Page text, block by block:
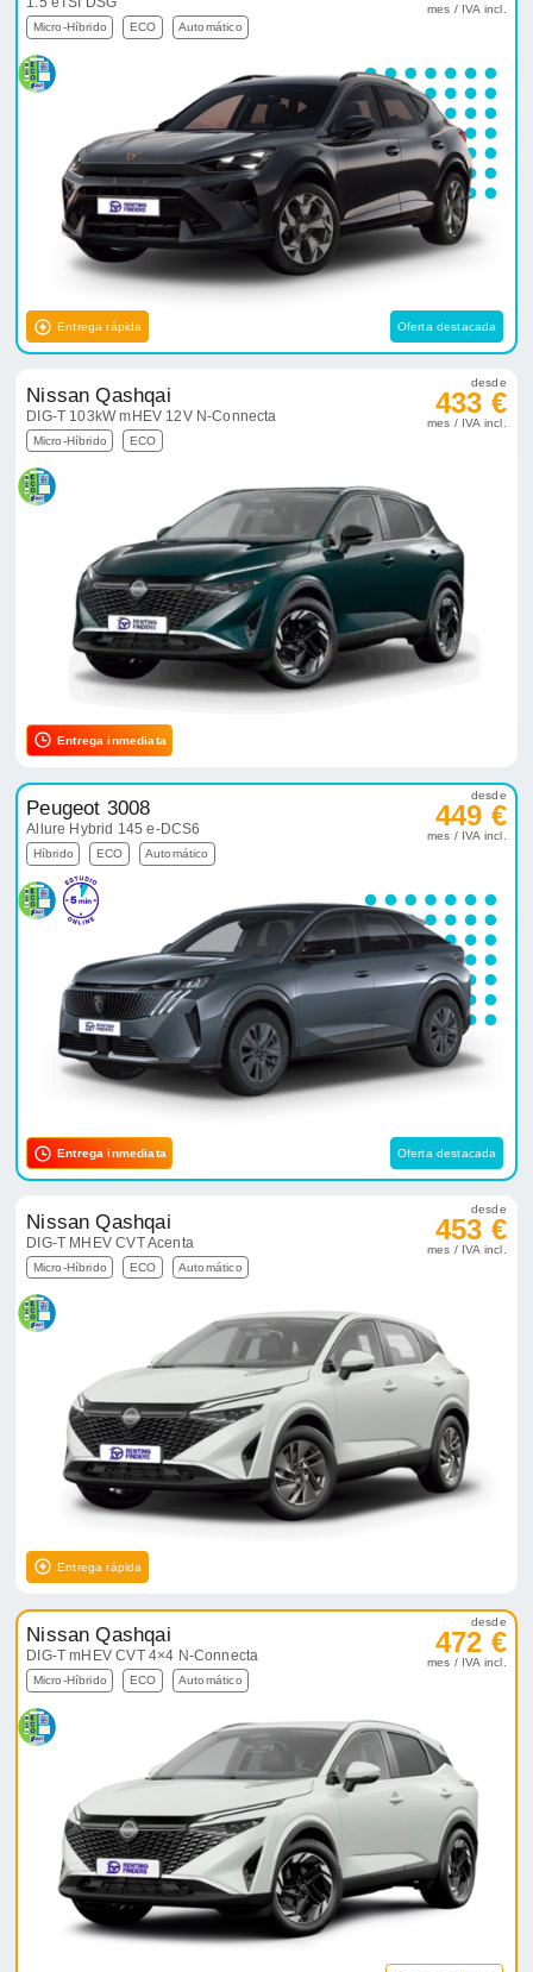
Micro-Híbrido ECO Automático
mes / IVA incl.
Entrega rápida Oferta destacada
Nissan Qashqai
DIG-T 103kW mHEV 12V N-Connecta
Micro-Híbrido ECO
desde
433 €
mes / IVA incl.
Entrega inmediata
Peugeot 3008
Allure Hybrid 145 e-DCS6
Híbrido ECO Automático
desde
449 €
mes / IVA incl.
Entrega inmediata Oferta destacada
Nissan Qashqai
DIG-T MHEV CVT Acenta
Micro-Híbrido ECO Automático
desde
453 €
mes / IVA incl.
Entrega rápida
Nissan Qashqai
DIG-T mHEV CVT 4×4 N-Connecta
Micro-Híbrido ECO Automático
desde
472 €
mes / IVA incl.